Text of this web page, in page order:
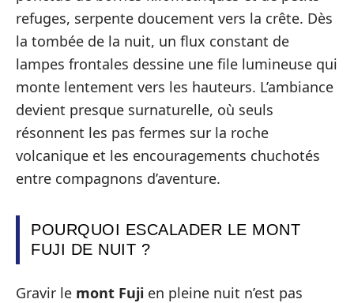
refuges, serpente doucement vers la crête. Dès
la tombée de la nuit, un flux constant de
lampes frontales dessine une file lumineuse qui
monte lentement vers les hauteurs. L’ambiance
devient presque surnaturelle, où seuls
résonnent les pas fermes sur la roche
volcanique et les encouragements chuchotés
entre compagnons d’aventure.
POURQUOI ESCALADER LE MONT
FUJI DE NUIT ?
Gravir le mont Fuji en pleine nuit n’est pas